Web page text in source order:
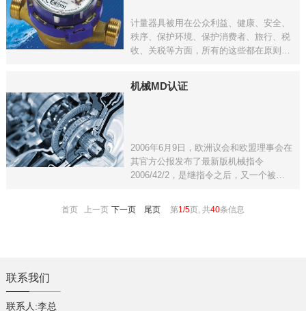
计量器具被用在公众利益、健康、安全、
秩序、保护环境、保护消费者、旅行、税
收、关税等方面，所有的这些都在原则上
年开始执行，将取代原指令2004/22/EC。
机械MD认证
2006年6月9日，欧洲议会和欧盟理事会在
其官方公报发布了最新版机械指令
2006/42/2，是继指令之后，又一个被修
全要求、合格评定程序以及市场监督等方
首页 上一页 下一页 尾页 第1/5页, 共40条信息
联系我们
联系人:李总